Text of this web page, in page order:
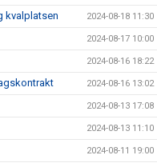
kvalplatsen 2024-08-18 11:30
2024-08-17 10:00
2024-08-16 18:22
2024-08-16 13:02
2024-08-13 17:08
2024-08-13 11:10
2024-08-11 19:00